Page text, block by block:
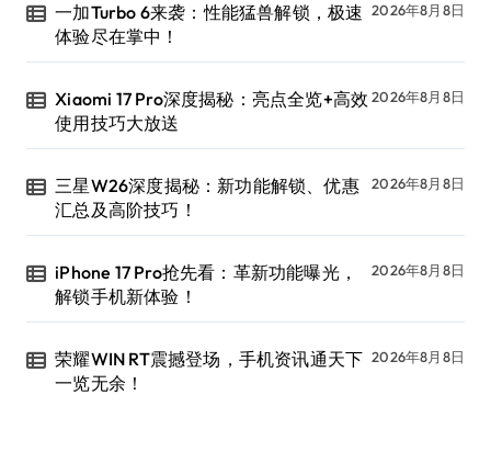
一加Turbo 6来袭：性能猛兽解锁，极速
体验尽在掌中！
2026年8月8日
Xiaomi 17 Pro深度揭秘：亮点全览+高效
使用技巧大放送
2026年8月8日
三星W26深度揭秘：新功能解锁、优惠
汇总及高阶技巧！
2026年8月8日
iPhone 17 Pro抢先看：革新功能曝光，
解锁手机新体验！
2026年8月8日
荣耀WIN RT震撼登场，手机资讯通天下
一览无余！
2026年8月8日